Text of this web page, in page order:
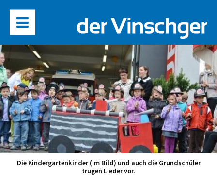
Die Kindergartenkinder (im Bild) und auch die Grundschüler
trugen Lieder vor.